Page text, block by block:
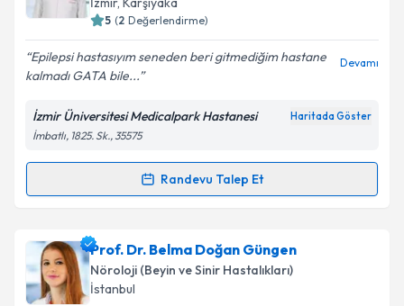
bilgilendireceğiz.
E-posta Adresiniz
Kişisel verilerimin işlenmesine ilişkin
Metni'ni okudum ve kişisel verilerimin belirtilen
kapsamda işlenmesini kabul ediyorum.
5 (2 Değerlendirme)
Epilepsi hastasıyım seneden beri gitmediğim hastane
kalmadı GATA bile...
Devamı
İzmir Üniversitesi Medicalpark Hastanesi Haritada Göster
İmbatlı, 1825. Sk., 35575
Randevu Talep Et
Randevu Takvimi Talebi
Uzm. Dr. Halil Güllüoğluiçin randevu takvimi talebi
oluşturun. Size bu uzmandan randevu almanız için bir
takvim hazırlandığında e-posta ile bilgilendireceğiz.
Prof. Dr. Belma Doğan Güngen
Nöroloji (Beyin ve Sinir Hastalıkları)
İstanbul